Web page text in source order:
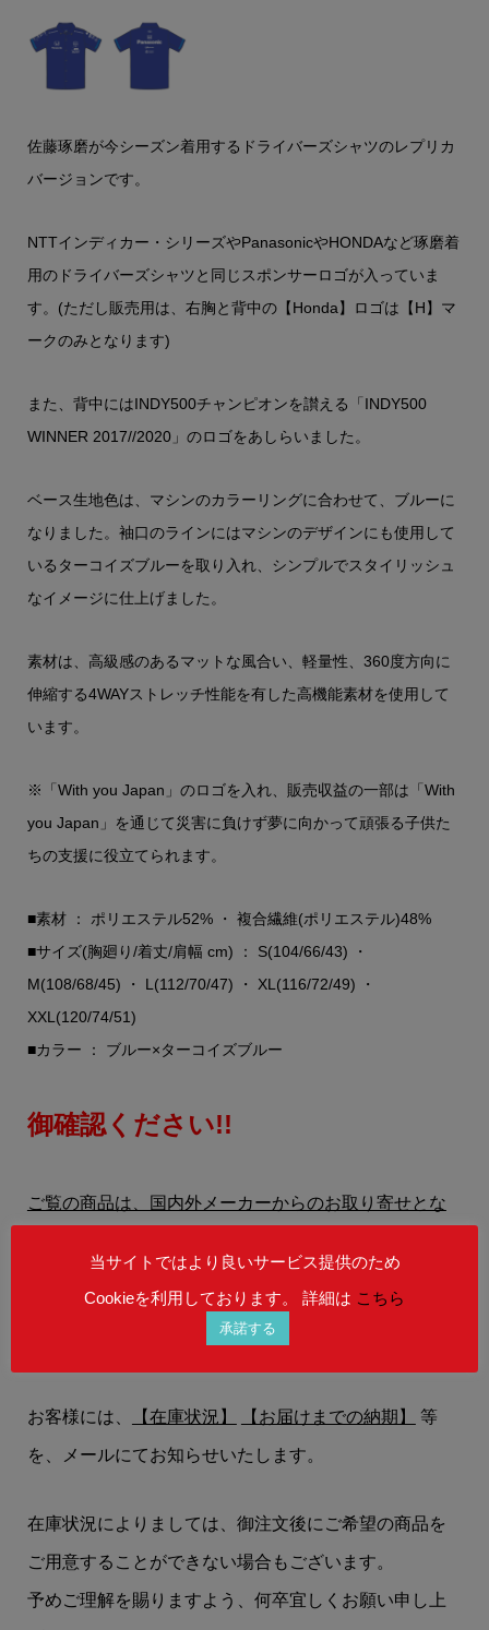
佐藤琢磨が今シーズン着用するドライバーズシャツのレプリカ
バージョンです。
NTTインディカー・シリーズやPanasonicやHONDAなど琢磨着
用のドライバーズシャツと同じスポンサーロゴが入っていま
す。(ただし販売用は、右胸と背中の【Honda】ロゴは【H】マ
ークのみとなります)
また、背中にはINDY500チャンピオンを讃える「INDY500
WINNER 2017//2020」のロゴをあしらいました。
ベース生地色は、マシンのカラーリングに合わせて、ブルーに
なりました。袖口のラインにはマシンのデザインにも使用して
いるターコイズブルーを取り入れ、シンプルでスタイリッシュ
なイメージに仕上げました。
素材は、高級感のあるマットな風合い、軽量性、360度方向に
伸縮する4WAYストレッチ性能を有した高機能素材を使用して
います。
※「With you Japan」のロゴを入れ、販売収益の一部は「With
you Japan」を通じて災害に負けず夢に向かって頑張る子供た
ちの支援に役立てられます。
■素材 ： ポリエステル52% ・ 複合繊維(ポリエステル)48%
■サイズ(胸廻り/着丈/肩幅 cm) ： S(104/66/43) ・
M(108/68/45) ・ L(112/70/47) ・ XL(116/72/49) ・
XXL(120/74/51)
■カラー ： ブルー×ターコイズブルー
御確認ください!!
ご覧の商品は、国内外メーカーからのお取り寄せとな
御注文をお受けした後に、国内＆海外メーカーに在庫
を確認し、商品を確保いたします。
お客様には、 【在庫状況】 【お届けまでの納期】 等
を、メールにてお知らせいたします。
在庫状況によりましては、御注文後にご希望の商品を
ご用意することができない場合もございます。
予めご理解を賜りますよう、何卒宜しくお願い申し上
当サイトではより良いサービス提供のため
Cookieを利用しております。 詳細は こちら
承諾する